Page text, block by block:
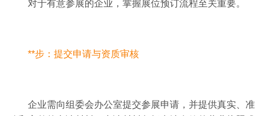
对于有意参展的企业，掌握展位预订流程至关重要。
**步：提交申请与资质审核
企业需向组委会办公室提交参展申请，并提供真实、准